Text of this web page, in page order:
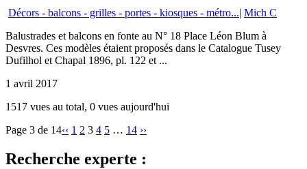
Décors - balcons - grilles - portes - kiosques - métro...| Mich C
Balustrades et balcons en fonte au N° 18 Place Léon Blum à
Desvres. Ces modèles étaient proposés dans le Catalogue Tusey
Dufilhol et Chapal 1896, pl. 122 et ...
1 avril 2017
1517 vues au total, 0 vues aujourd'hui
Page 3 de 14‹‹ 1 2 3 4 5 … 14 ››
Recherche experte :